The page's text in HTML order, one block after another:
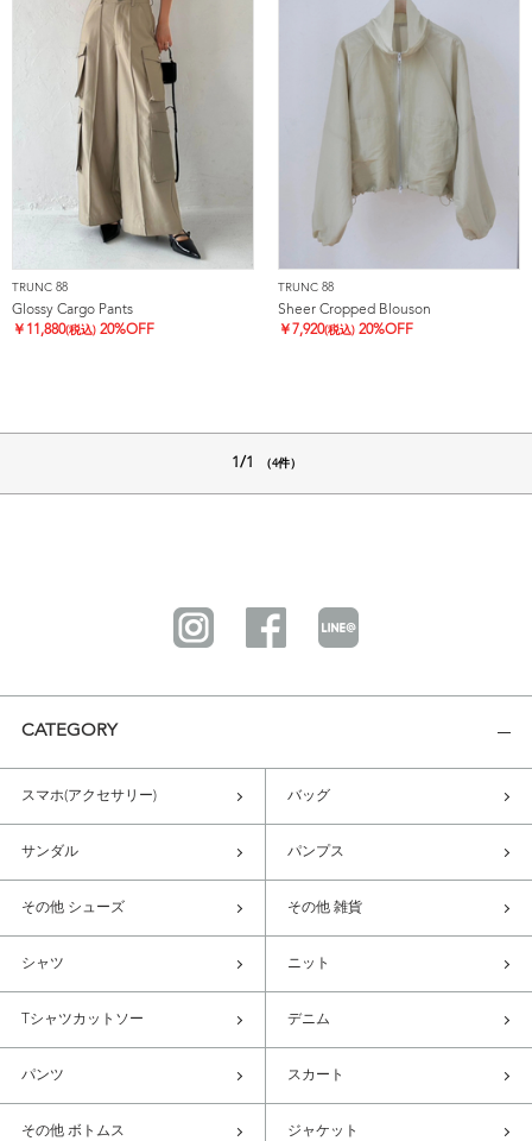
TRUNC 88
Glossy Cargo Pants
￥ 11,880(税込) 20%OFF
TRUNC 88
Sheer Cropped Blouson
￥ 7,920(税込) 20%OFF
1/1 （4件）
CATEGORY
スマホ(アクセサリー) バッグ
サンダル パンプス
その他 シューズ その他 雑貨
シャツ ニット
Tシャツカットソー デニム
パンツ スカート
その他 ボトムス ジャケット